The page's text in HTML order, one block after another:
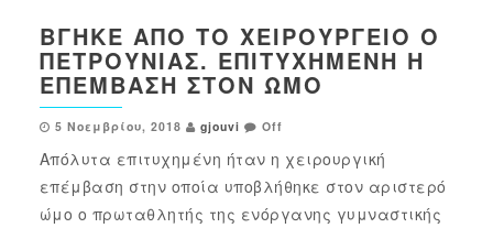
ΒΓΉΚΕ ΑΠΌ ΤΟ ΧΕΙΡΟΥΡΓΕΊΟ Ο
ΠΕΤΡΟΎΝΙΑΣ. ΕΠΙΤΥΧΗΜΈΝΗ Η
ΕΠΈΜΒΑΣΗ ΣΤΟΝ ΏΜΟ
5 Νοεμβρίου, 2018 gjouvi Off
Απόλυτα επιτυχημένη ήταν η χειρουργική
επέμβαση στην οποία υποβλήθηκε στον αριστερό
ώμο ο πρωταθλητής της ενόργανης γυμναστικής